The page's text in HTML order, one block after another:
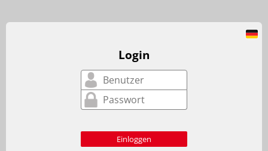
Login
Einloggen